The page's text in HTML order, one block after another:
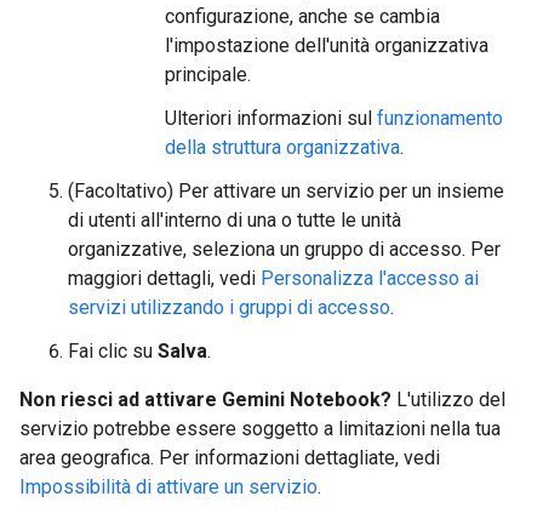
configurazione, anche se cambia
l'impostazione dell'unità organizzativa
principale.
Ulteriori informazioni sul funzionamento
della struttura organizzativa.
(Facoltativo) Per attivare un servizio per un insieme
di utenti all'interno di una o tutte le unità
organizzative, seleziona un gruppo di accesso. Per
maggiori dettagli, vedi Personalizza l'accesso ai
servizi utilizzando i gruppi di accesso.
Fai clic su Salva.
Non riesci ad attivare Gemini Notebook? L'utilizzo del
servizio potrebbe essere soggetto a limitazioni nella tua
area geografica. Per informazioni dettagliate, vedi
Impossibilità di attivare un servizio.